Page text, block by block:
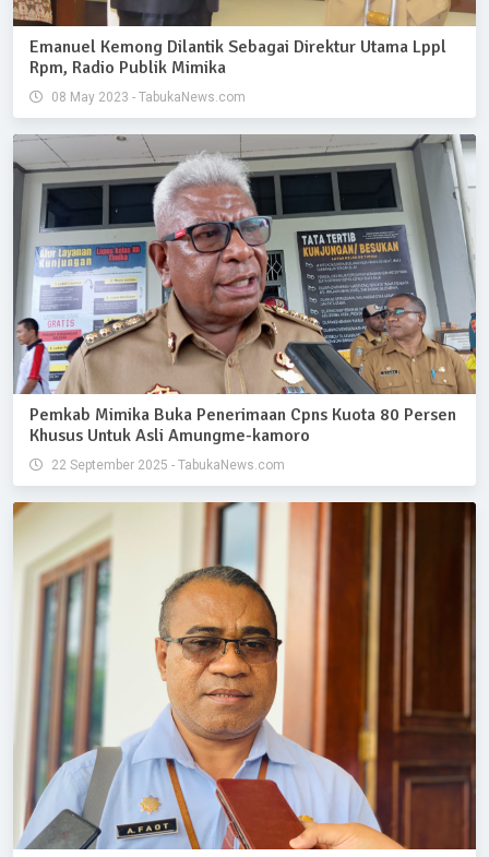
Emanuel Kemong Dilantik Sebagai Direktur Utama Lppl
Rpm, Radio Publik Mimika
08 May 2023 - TabukaNews.com
Pemkab Mimika Buka Penerimaan Cpns Kuota 80 Persen
Khusus Untuk Asli Amungme-kamoro
22 September 2025 - TabukaNews.com